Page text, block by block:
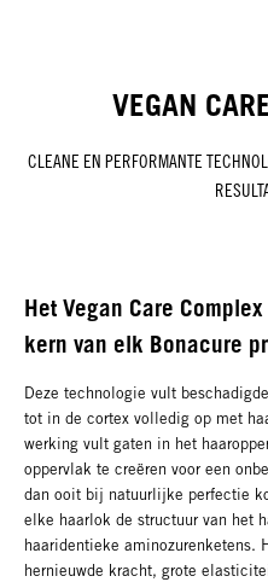
VEGAN
CLEANE EN PERFORMANTE
Het Vegan Care
kern van elk Bonacure
Deze technologie vult
tot in de cortex volledig op met
werking vult gaten in het
oppervlak te creëren voor een
dan ooit bij natuurlijke perfectie
elke haarlok de structuur van het
haaridentieke aminozurenketens.
hernieuwde kracht, grote